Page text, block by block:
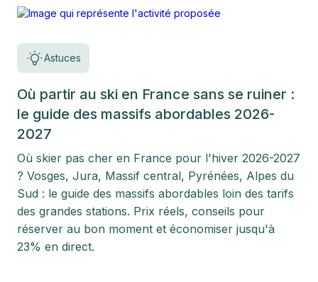
Astuces
Où partir au ski en France sans se ruiner :
le guide des massifs abordables 2026-
2027
Où skier pas cher en France pour l'hiver 2026-2027
? Vosges, Jura, Massif central, Pyrénées, Alpes du
Sud : le guide des massifs abordables loin des tarifs
des grandes stations. Prix réels, conseils pour
réserver au bon moment et économiser jusqu'à
23% en direct.